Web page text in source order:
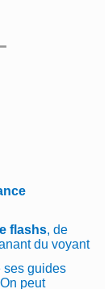
flashs, de
du voyant
ses guides
peut